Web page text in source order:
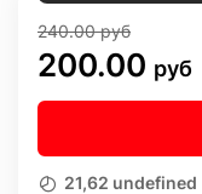
240.00руб
200.00 руб
21,62 undefined